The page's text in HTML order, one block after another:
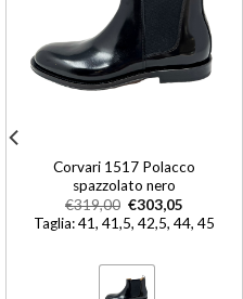
Corvari 1517 Polacco
spazzolato nero
€319,00 €303,05
Taglia: 41, 41,5, 42,5, 44, 45